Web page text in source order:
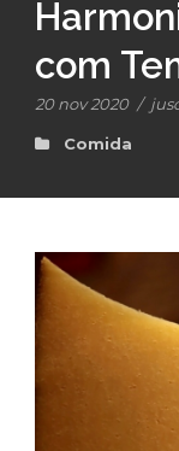
com
20 nov 2020 /
Comida